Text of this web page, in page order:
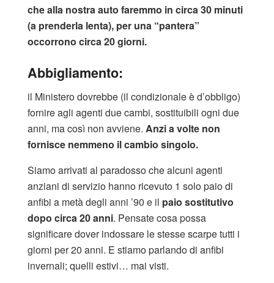
che alla nostra auto faremmo in circa 30 minuti
(a prenderla lenta), per una “pantera”
occorrono circa 20 giorni.
Abbigliamento:
il Ministero dovrebbe (il condizionale è d’obbligo)
fornire agli agenti due cambi, sostituibili ogni due
anni, ma così non avviene. Anzi a volte non
fornisce nemmeno il cambio singolo.
Siamo arrivati al paradosso che alcuni agenti
anziani di servizio hanno ricevuto 1 solo paio di
anfibi a metà degli anni ’90 e il paio sostitutivo
dopo circa 20 anni. Pensate cosa possa
significare dover indossare le stesse scarpe tutti i
giorni per 20 anni. E stiamo parlando di anfibi
invernali; quelli estivi… mai visti.